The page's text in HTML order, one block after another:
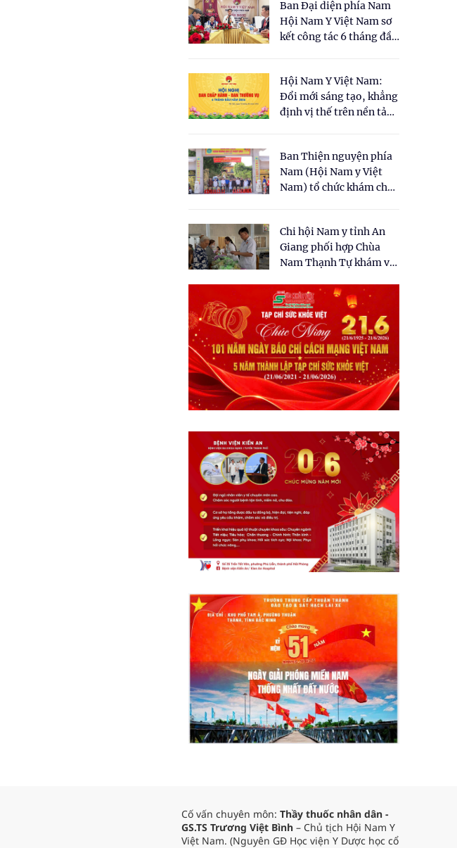
cho Luật Y dược cổ
truyền Việt Nam"
Ban Đại diện phía Nam
Hội Nam Y Việt Nam sơ
kết công tác 6 tháng đầu
Hội Nam Y Việt Nam:
Đổi mới sáng tạo, khẳng
định vị thế trên nền tảng
Ban Thiện nguyện phía
Nam (Hội Nam y Việt
Nam) tổ chức khám chữa
dân tại xã Tân Tập
Chi hội Nam y tỉnh An
Giang phối hợp Chùa
Nam Thạnh Tự khám và
nhân dân
Cố vấn chuyên môn: Thầy thuốc nhân dân -
GS.TS Trương Việt Bình – Chủ tịch Hội Nam Y
Việt Nam. (Nguyên GĐ Học viện Y Dược học cổ